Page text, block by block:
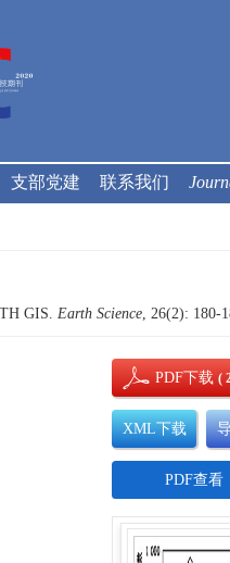
支部党建 联系我们
GIS. Earth Science, 26(2): 180-
PDF下载(
XML下载
PDF查看